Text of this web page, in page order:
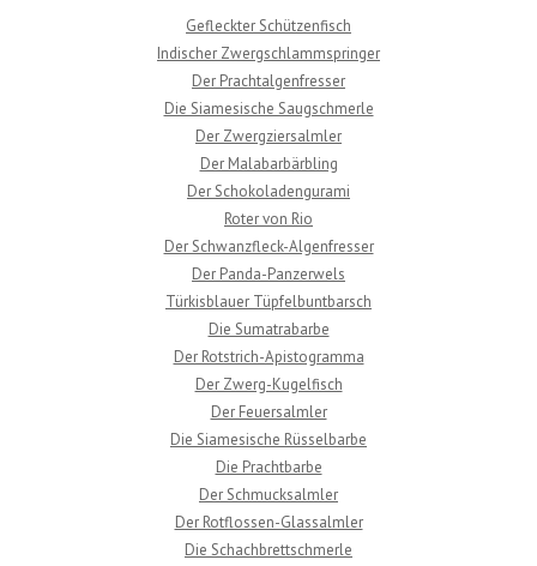
Gefleckter Schützenfisch
Indischer Zwergschlammspringer
Der Prachtalgenfresser
Die Siamesische Saugschmerle
Der Zwergziersalmler
Der Malabarbärbling
Der Schokoladengurami
Roter von Rio
Der Schwanzfleck-Algenfresser
Der Panda-Panzerwels
Türkisblauer Tüpfelbuntbarsch
Die Sumatrabarbe
Der Rotstrich-Apistogramma
Der Zwerg-Kugelfisch
Der Feuersalmler
Die Siamesische Rüsselbarbe
Die Prachtbarbe
Der Schmucksalmler
Der Rotflossen-Glassalmler
Die Schachbrettschmerle